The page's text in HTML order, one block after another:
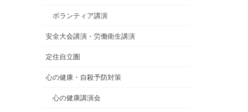
ボランティア講演
安全大会講演・労働衛生講演
定住自立圏
心の健康・自殺予防対策
心の健康講演会